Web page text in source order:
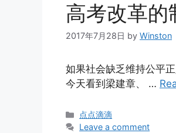
高考改革的
2017年7月28日 by Winston
如果社会缺乏维持公平
今天看到梁建章、 …
Categories
点点滴滴
Leave a comment